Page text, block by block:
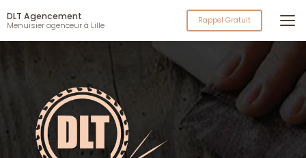
au
contenu
principal
DLT Agencement
Menuisier agenceur à Lille Rappel Gratuit